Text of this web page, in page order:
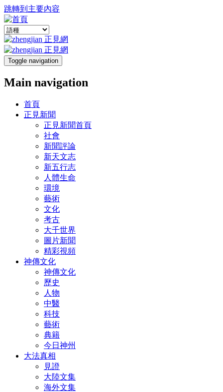
跳轉到主要內容
Toggle navigation
Main navigation
首頁
正見新聞
正見新聞首頁
社會
新聞評論
新天文志
新五行志
人體生命
環境
藝術
文化
考古
大千世界
圖片新聞
精彩視頻
神傳文化
神傳文化
歷史
人物
中醫
科技
藝術
典籍
今日神州
大法真相
見證
大陸文集
海外文集